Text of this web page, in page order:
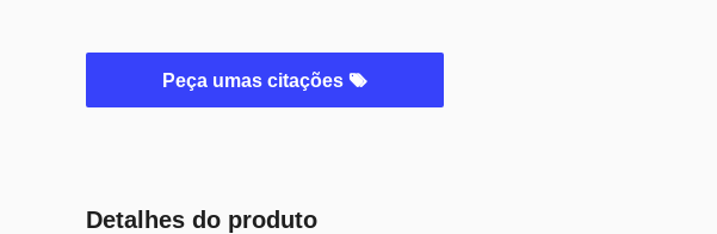
Peça umas citações
Detalhes do produto